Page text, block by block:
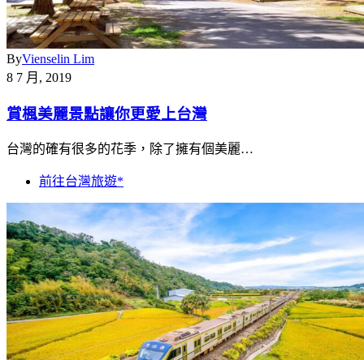
ByVienselin Lim
8 7 月, 2019
賞楓美麗景點讓你更愛上台灣
台灣的確有很多的花季，除了擁有個美麗…
前往台灣旅遊*